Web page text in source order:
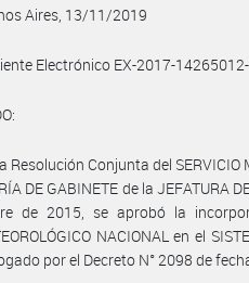
Aires, 13/11/2019
Electrónico EX-2017-
Resolución Conjunta del SERVICIO
DE GABINETE de la JEFATURA
de 2015, se aprobó la
NACIONAL en el
por el Decreto N° 2098 de